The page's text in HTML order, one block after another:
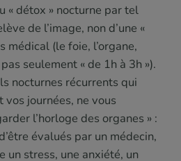
« détox » nocturne par tel
de l’image, non d’une «
médical (le foie, l’organe,
seulement « de 1h à 3h »).
nocturnes récurrents qui
journées, ne vous
l’horloge des organes » :
évalués par un médecin,
un stress, une anxiété, un